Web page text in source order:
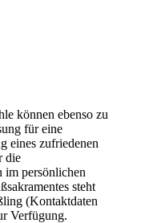
können ebenso zu
für eine
eines zufriedenen
die
im persönlichen
steht
(Kontaktdaten
Verfügung.